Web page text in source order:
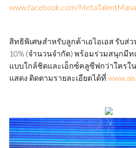
www.facebook.com/
สิทธิพิเศษสำหรับลูกค้าเอไอเอส รับส่
10% (จำนวนจำกัด) พร้อมร่วมสนุกมี
แบบใกล้ชิดและเอ็กซ์คลูซีฟกว่าใครใ
แสดง ติดตามรายละเอียดได้ที่